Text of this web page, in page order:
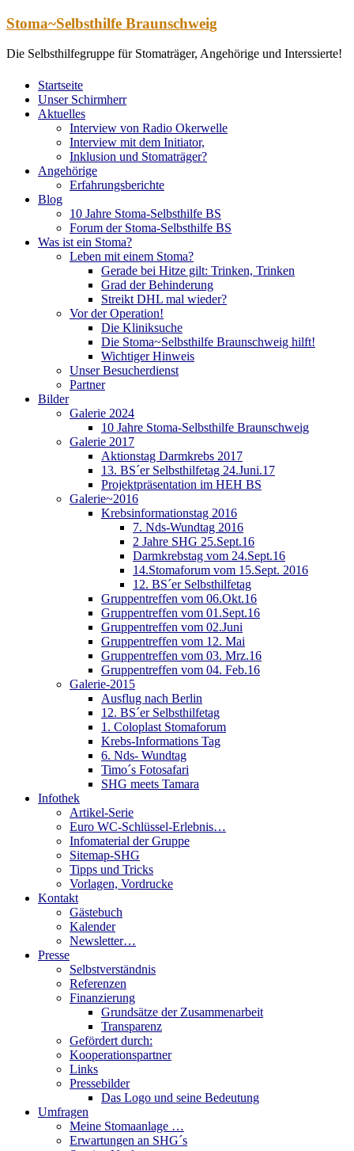
Zum
springen
Stoma~Selbsthilfe Braunschweig
Die Selbsthilfegruppe für Stomaträger, Angehörige und Interssierte!
Startseite
Unser Schirmherr
Aktuelles
Interview von Radio Okerwelle
Interview mit dem Initiator,
Inklusion und Stomaträger?
Angehörige
Erfahrungsberichte
Blog
10 Jahre Stoma-Selbsthilfe BS
Forum der Stoma-Selbsthilfe BS
Was ist ein Stoma?
Leben mit einem Stoma?
Gerade bei Hitze gilt: Trinken, Trinken
Grad der Behinderung
Streikt DHL mal wieder?
Vor der Operation!
Die Kliniksuche
Die Stoma~Selbsthilfe Braunschweig hilft!
Wichtiger Hinweis
Unser Besucherdienst
Partner
Bilder
Galerie 2024
10 Jahre Stoma-Selbsthilfe Braunschweig
Galerie 2017
Aktionstag Darmkrebs 2017
13. BS´er Selbsthilfetag 24.Juni.17
Projektpräsentation im HEH BS
Galerie~2016
Krebsinformationstag 2016
7. Nds-Wundtag 2016
2 Jahre SHG 25.Sept.16
Darmkrebstag vom 24.Sept.16
14.Stomaforum vom 15.Sept. 2016
12. BS´er Selbsthilfetag
Gruppentreffen vom 06.Okt.16
Gruppentreffen vom 01.Sept.16
Gruppentreffen vom 02.Juni
Gruppentreffen vom 12. Mai
Gruppentreffen vom 03. Mrz.16
Gruppentreffen vom 04. Feb.16
Galerie-2015
Ausflug nach Berlin
12. BS´er Selbsthilfetag
1. Coloplast Stomaforum
Krebs-Informations Tag
6. Nds- Wundtag
Timo´s Fotosafari
SHG meets Tamara
Infothek
Artikel-Serie
Euro WC-Schlüssel-Erlebnis…
Infomaterial der Gruppe
Sitemap-SHG
Tipps und Tricks
Vorlagen, Vordrucke
Kontakt
Gästebuch
Kalender
Newsletter…
Presse
Selbstverständnis
Referenzen
Finanzierung
Grundsätze der Zusammenarbeit
Transparenz
Gefördert durch:
Kooperationspartner
Links
Pressebilder
Das Logo und seine Bedeutung
Umfragen
Meine Stomaanlage …
Erwartungen an SHG´s